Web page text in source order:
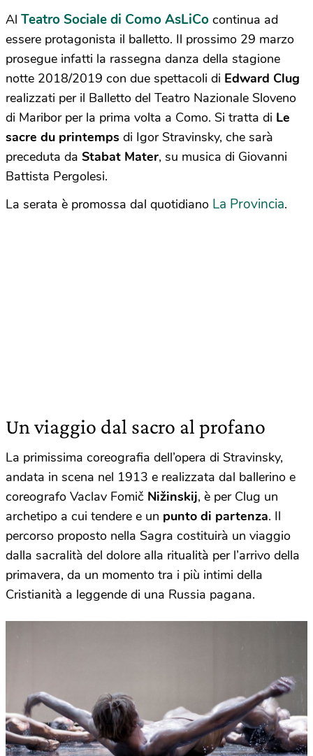
Al Teatro Sociale di Como AsLiCo continua ad
essere protagonista il balletto. Il prossimo 29 marzo
prosegue infatti la rassegna danza della stagione
notte 2018/2019 con due spettacoli di Edward Clug
realizzati per il Balletto del Teatro Nazionale Sloveno
di Maribor per la prima volta a Como. Si tratta di Le
sacre du printemps di Igor Stravinsky, che sarà
preceduta da Stabat Mater, su musica di Giovanni
Battista Pergolesi.
La serata è promossa dal quotidiano La Provincia.
Un viaggio dal sacro al profano
La primissima coreografia dell’opera di Stravinsky,
andata in scena nel 1913 e realizzata dal ballerino e
coreografo Vaclav Fomič Nižinskij, è per Clug un
archetipo a cui tendere e un punto di partenza. Il
percorso proposto nella Sagra costituirà un viaggio
dalla sacralità del dolore alla ritualità per l’arrivo della
primavera, da un momento tra i più intimi della
Cristianità a leggende di una Russia pagana.